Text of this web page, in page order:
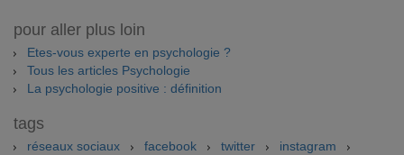
pour aller plus loin
Etes-vous experte en psychologie ?
Tous les articles Psychologie
La psychologie positive : définition
tags
réseaux sociaux facebook twitter instagram